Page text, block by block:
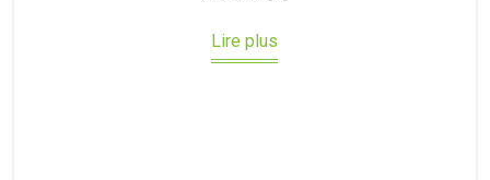
Lire plus